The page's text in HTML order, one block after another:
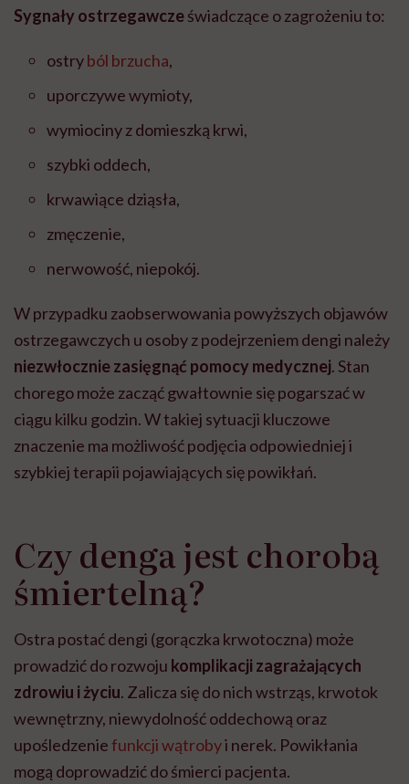
Sygnały ostrzegawczeświadczące o zagrożeniu to:
ostryból brzucha,
uporczywe wymioty,
wymiociny z domieszką krwi,
szybki oddech,
krwawiące dziąsła,
zmęczenie,
nerwowość, niepokój.
W przypadku zaobserwowania powyższych objawów
ostrzegawczych u osoby z podejrzeniem dengi należy
niezwłocznie zasięgnąć pomocy medycznej. Stan
chorego może zacząć gwałtownie się pogarszać w
ciągu kilku godzin. W takiej sytuacji kluczowe
znaczenie ma możliwość podjęcia odpowiedniej i
szybkiej terapii pojawiających się powikłań.
Czy denga jest chorobą
śmiertelną?
Ostra postać dengi (gorączka krwotoczna) może
prowadzić do rozwoju komplikacji zagrażających
zdrowiu i życiu. Zalicza się do nich wstrząs, krwotok
wewnętrzny, niewydolność oddechową oraz
upośledzeniefunkcji wątrobyi nerek. Powikłania
mogą doprowadzić do śmierci pacjenta.